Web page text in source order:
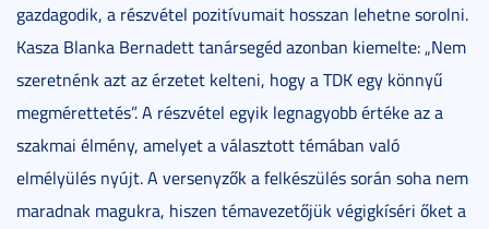
gazdagodik, a részvétel pozitívumait hosszan lehetne sorolni.
Kasza Blanka Bernadett tanársegéd azonban kiemelte: „Nem
szeretnénk azt az érzetet kelteni, hogy a TDK egy könnyű
megmérettetés”. A részvétel egyik legnagyobb értéke az a
szakmai élmény, amelyet a választott témában való
elmélyülés nyújt. A versenyzők a felkészülés során soha nem
maradnak magukra, hiszen témavezetőjük végigkíséri őket a